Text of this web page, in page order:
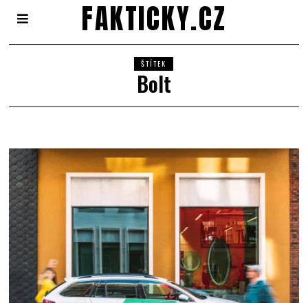
FAKTICKY.CZ
ŠTÍTEK
Bolt